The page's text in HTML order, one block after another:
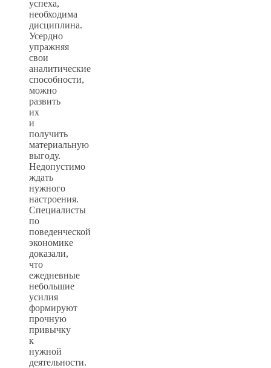
успеха,
необходима
дисциплина.
Усердно
упражняя
свои
аналитические
способности,
можно
развить
их
и
получить
материальную
выгоду.
Недопустимо
ждать
нужного
настроения.
Специалисты
по
поведенческой
экономике
доказали,
что
ежедневные
небольшие
усилия
формируют
прочную
привычку
к
нужной
деятельности.